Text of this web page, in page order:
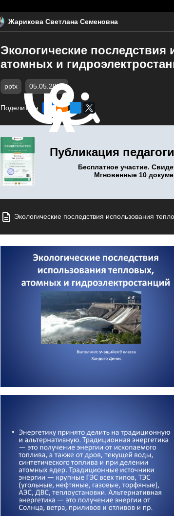
Жарикова Светлана Семеновна
Экологические
атомных и
pptx 05.05.2020
Поделиться
Публикация
Бесплатное участие.
Мгновенные 10
Экологические последствия использования